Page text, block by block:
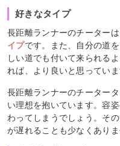
好きなタイプ
長距離ランナーのチーター
イプです。また、自分の道
しい道でも付いて来られる
れば、より良いと思っていま
長距離ランナーのチーター
い理想を抱いています。容
わってしまうでしょう。そ
が遅れることも少なくありま